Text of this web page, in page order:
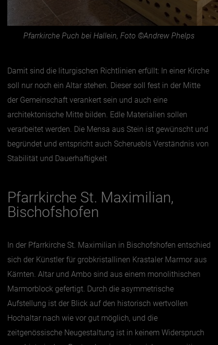
Pfarrkirche Puch bei Hallein, Foto ©Andrew Phelps
Damit sind die liturgischen Richtlinien erfüllt: In einer Kirche
soll nur noch ein Altar stehen. Dieser soll fest in der Mitte
der Gemeinschaft verankert sein und auch eine
architektonische Mitte bilden. Edle Materialien sollen
verarbeitet werden. Die Mensa aus Stein ist gewünscht und
begründet und entspricht auch Scheruebls Verständnis von
Stabilität und Dauerhaftigkeit
Pfarrkirche St. Maximilian,
Bischofshofen
In der Pfarrkirche St. Maximilian in Bischofshofen entschied
sich der Künstler für grobkristallinen Krastaler Marmor aus
Kärnten. Altar und Ambo sind aus einem monolithischen
Marmorblock gefertigt. Durch die asymmetrische
Aufstellung ist der Blick auf den historisch wertvollen
Hochaltar nach wie vor gut möglich, und die
zeitgenössische Neugestaltung ist in keinem Widerspruch